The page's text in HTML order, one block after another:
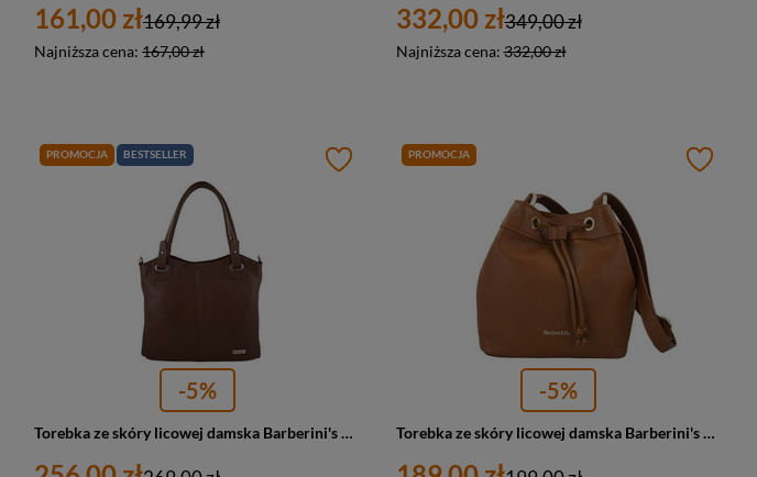
161,00 zł
Najniższa cena: 167,00 zł
169,99 zł 332,00 zł
Najniższa cena:332,00 zł
349,00 zł
PROMOCJA BESTSELLER
-5%
Torebka ze skóry licowej damska Barberini's 982-6 shopper A4 brązowa
PROMOCJA
-5%
Torebka ze skóry licowej damska Barberini's 975-12 worek mały jasnobrązowy